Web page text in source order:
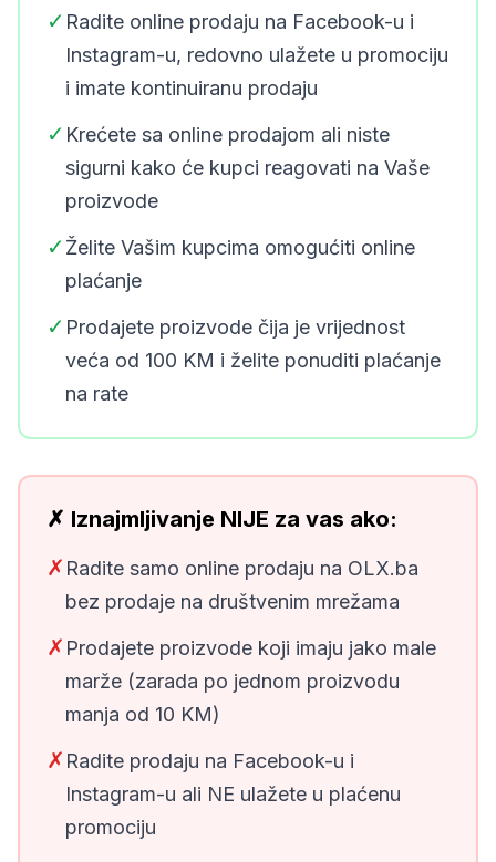
✓ Radite online prodaju na Facebook-u i
Instagram-u, redovno ulažete u promociju
i imate kontinuiranu prodaju
✓ Krećete sa online prodajom ali niste
sigurni kako će kupci reagovati na Vaše
proizvode
✓Želite Vašim kupcima omogućiti online
plaćanje
✓ Prodajete proizvode čija je vrijednost
veća od 100 KM i želite ponuditi plaćanje
na rate
✗ Iznajmljivanje NIJE za vas ako:
✗ Radite samo online prodaju na OLX.ba
bez prodaje na društvenim mrežama
✗ Prodajete proizvode koji imaju jako male
marže (zarada po jednom proizvodu
manja od 10 KM)
✗ Radite prodaju na Facebook-u i
Instagram-u ali NE ulažete u plaćenu
promociju